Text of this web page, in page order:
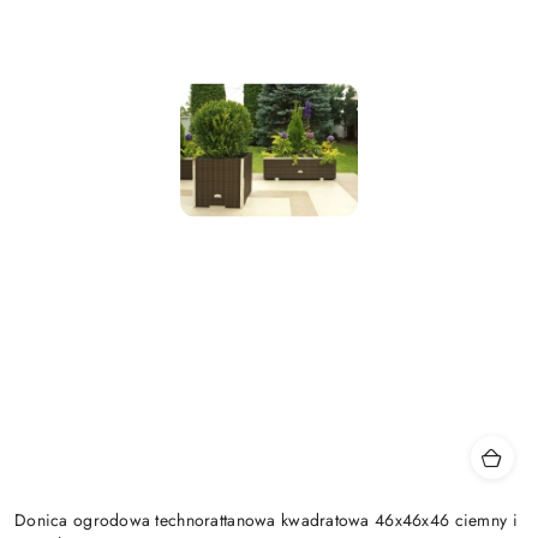
Donica ogrodowa technorattanowa kwadratowa 46x46x46 ciemny i